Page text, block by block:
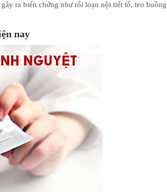
ra biến chứng như rối loạn nội tiết tố, teo buồng
nay